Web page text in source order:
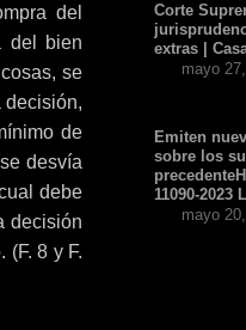
del
del bien
se
decisión,
de
desvía
debe
decisión
8 y F.
Corte
extras |
mayo
Emiten
sobre los
11090-2023
mayo